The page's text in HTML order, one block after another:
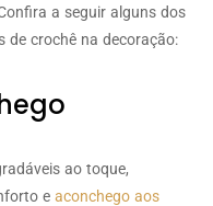
a seguir alguns dos
de crochê na decoração:
ao toque,
e aconchego aos